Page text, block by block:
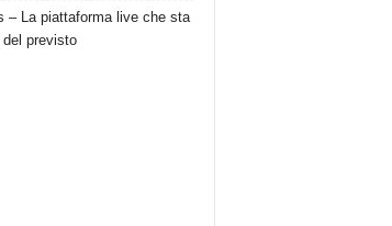
– La piattaforma live che sta
previsto